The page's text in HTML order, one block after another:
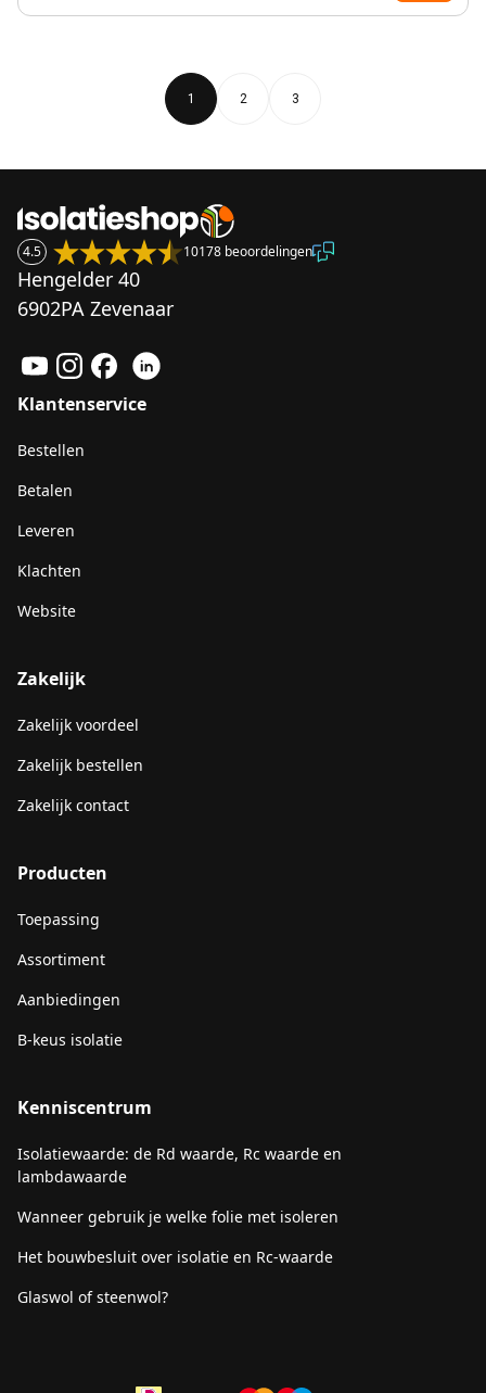
1 2 3
4.5 10178 beoordelingen
Hengelder 40
6902PA Zevenaar
Klantenservice
Bestellen
Betalen
Leveren
Klachten
Website
Zakelijk
Zakelijk voordeel
Zakelijk bestellen
Zakelijk contact
Producten
Toepassing
Assortiment
Aanbiedingen
B-keus isolatie
Kenniscentrum
Isolatiewaarde: de Rd waarde, Rc waarde en
lambdawaarde
Wanneer gebruik je welke folie met isoleren
Het bouwbesluit over isolatie en Rc-waarde
Glaswol of steenwol?